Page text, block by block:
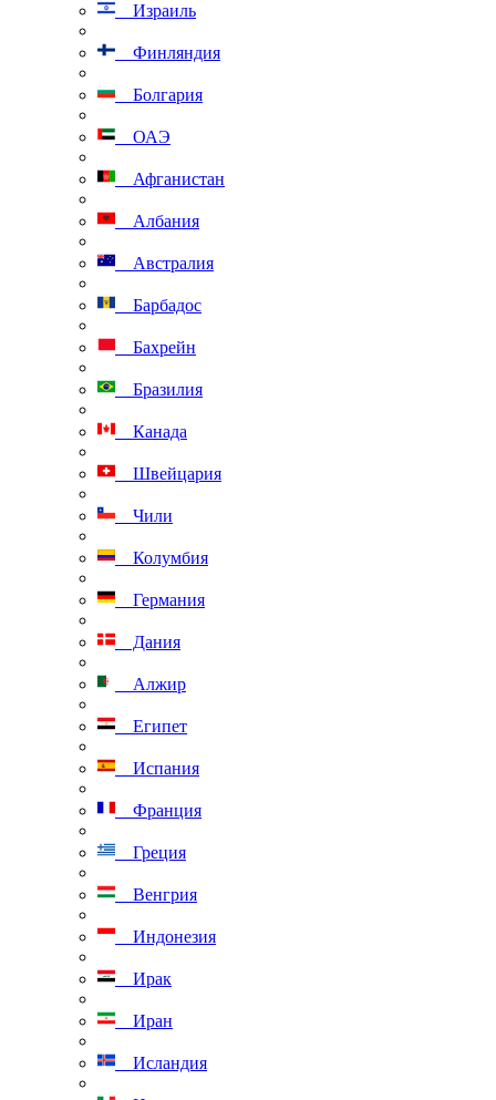
Израиль
Финляндия
Болгария
ОАЭ
Афганистан
Албания
Австралия
Барбадос
Бахрейн
Бразилия
Канада
Швейцария
Чили
Колумбия
Германия
Дания
Алжир
Египет
Испания
Франция
Греция
Венгрия
Индонезия
Ирак
Иран
Исландия